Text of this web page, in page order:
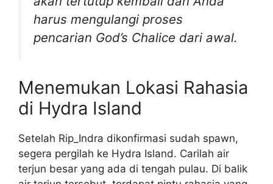
harus mengulangi proses
pencarian God’s Chalice dari awal.
Menemukan Lokasi Rahasia
di Hydra Island
Setelah Rip_Indra dikonfirmasi sudah spawn,
segera pergilah ke Hydra Island. Carilah air
terjun besar yang ada di tengah pulau. Di balik